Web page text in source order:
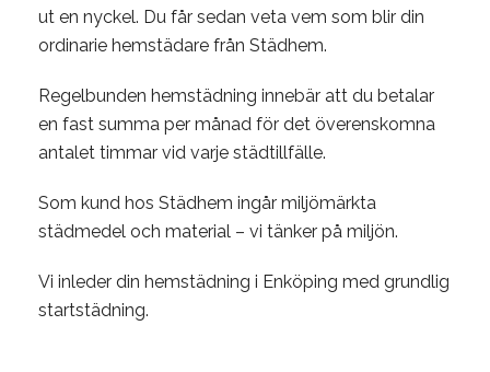
ut en nyckel. Du får sedan veta vem som blir din
ordinarie hemstädare från Städhem.
Regelbunden hemstädning innebär att du betalar
en fast summa per månad för det överenskomna
antalet timmar vid varje städtillfälle.
Som kund hos Städhem ingår miljömärkta
städmedel och material – vi tänker på miljön.
Vi inleder din hemstädning i Enköping med grundlig
startstädning.